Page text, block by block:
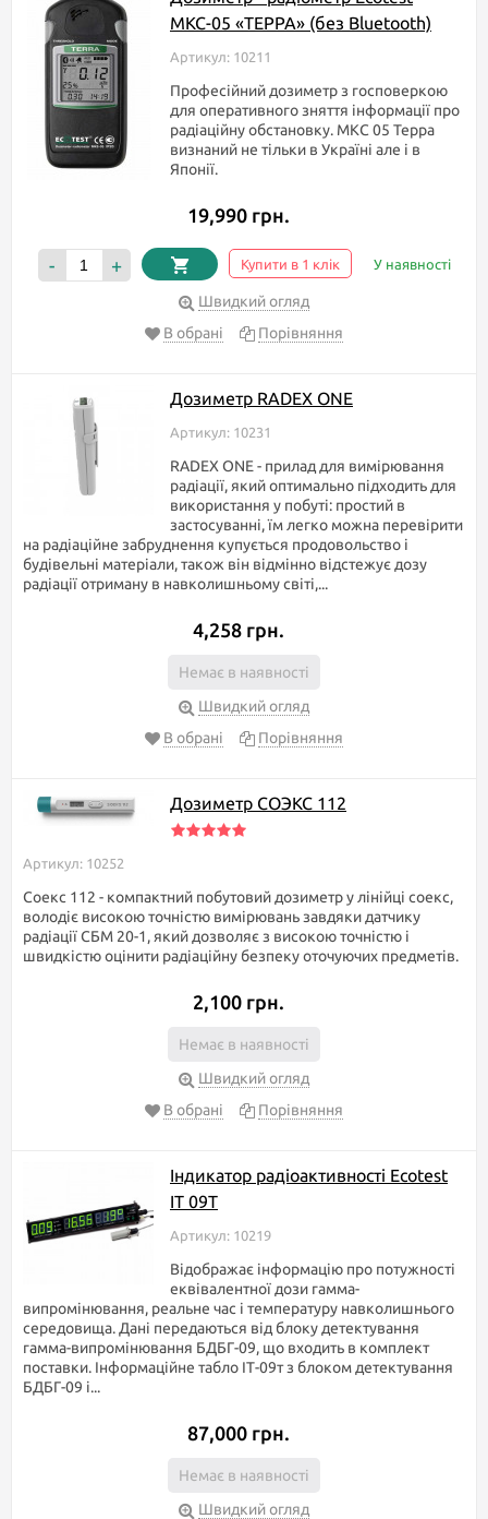
МКС-05 «ТЕРРА» (без Bluetooth)
Артикул: 10211
Професійний дозиметр з госповеркою
для оперативного зняття інформації про
радіаційну обстановку. МКС 05 Терра
визнаний не тільки в Україні але і в
Японії.
19,990 грн.
- + Купити в 1 клік У наявності
Швидкий огляд
В обрані
Порівняння
Дозиметр RADEX ONE
Артикул: 10231
RADEX ONE - прилад для вимірювання
радіації, який оптимально підходить для
використання у побуті: простий в
застосуванні, їм легко можна перевірити
на радіаційне забруднення купується продовольство і
будівельні матеріали, також він відмінно відстежує дозу
радіації отриману в навколишньому світі,...
4,258 грн.
Немає в наявності
Швидкий огляд
В обрані
Порівняння
Дозиметр СОЭКС 112
Артикул: 10252
Соекс 112 - компактний побутовий дозиметр у лінійці соекс,
володіє високою точністю вимірювань завдяки датчику
радіації СБМ 20-1, який дозволяє з високою точністю і
швидкістю оцінити радіаційну безпеку оточуючих предметів.
2,100 грн.
Немає в наявності
Швидкий огляд
В обрані
Порівняння
Індикатор радіоактивності Ecotest
IT 09T
Артикул: 10219
Відображає інформацію про потужності
еквівалентної дози гамма-
випромінювання, реальне час і температуру навколишнього
середовища. Дані передаються від блоку детектування
гамма-випромінювання БДБГ-09, що входить в комплект
поставки. Інформаційне табло ІТ-09т з блоком детектування
БДБГ-09 і...
87,000 грн.
Немає в наявності
Швидкий огляд